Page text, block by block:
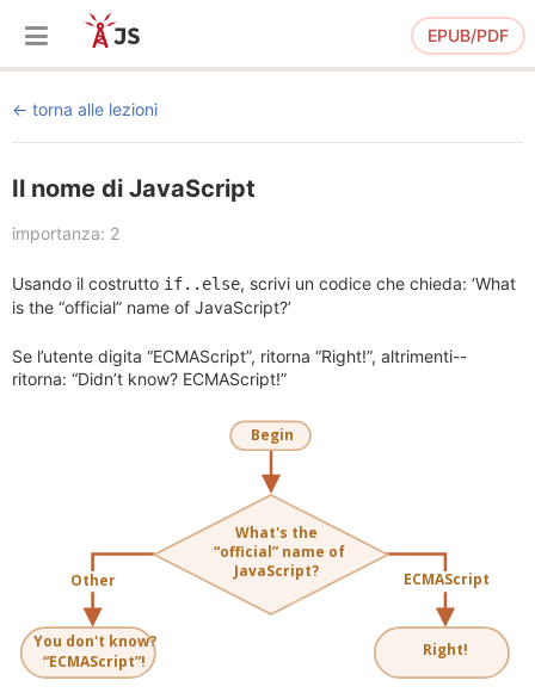
EPUB/PDF
torna alle lezioni
Il nome di JavaScript
importanza: 2
Usando il costrutto if..else, scrivi un codice che chieda: ‘What
is the “official” name of JavaScript?’
Se l’utente digita “ECMAScript”, ritorna “Right!”, altrimenti--
ritorna: “Didn’t know? ECMAScript!”